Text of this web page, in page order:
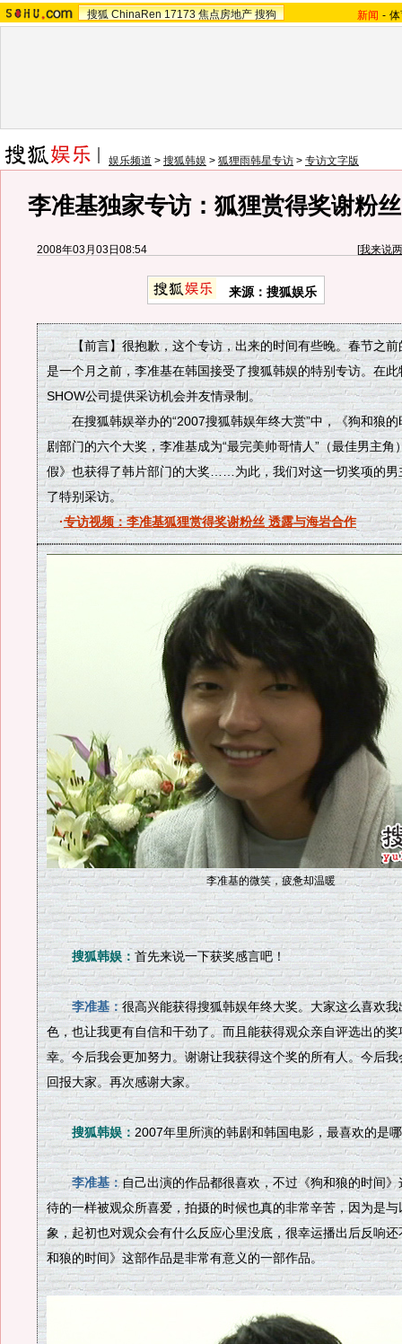
搜狐 ChinaRen 17173 焦点房地产 搜狗 新闻 -
娱乐频道 > 搜狐韩娱 > 狐狸雨韩星专访 > 专访文字版
李准基独家专访：狐狸赏得奖谢粉
2008年03月03日08:54 [我来说
来源：搜狐娱乐
【前言】很抱歉，这个专访，出来的时间有些晚。春节之前
是一个月之前，李准基在韩国接受了搜狐韩娱的特别专访。在
SHOW公司提供采访机会并友情录制。
在搜狐韩娱举办的“2007搜狐韩娱年终大赏”中，《狗和狼的
剧部门的六个大奖，李准基成为“最完美帅哥情人”（最佳男主角
假》也获得了韩片部门的大奖……为此，我们对这一切奖项的男
了特别采访。
·专访视频：李准基狐狸赏得奖谢粉丝 透露与海岩合作
李准基的微笑，疲惫却温暖
搜狐韩娱： 首先来说一下获奖感言吧！
李准基：很高兴能获得搜狐韩娱年终大奖。大家这么喜欢
色，也让我更有自信和干劲了。而且能获得观众亲自评选出的
幸。今后我会更加努力。谢谢让我获得这个奖的所有人。今后
回报大家。再次感谢大家。
搜狐韩娱：2007年里所演的韩剧和韩国电影，最喜欢的是
李准基：自己出演的作品都很喜欢，不过《狗和狼的时间
待的一样被观众所喜爱，拍摄的时候也真的非常辛苦，因为是
象，起初也对观众会有什么反应心里没底，很幸运播出后反响
和狼的时间》这部作品是非常有意义的一部作品。